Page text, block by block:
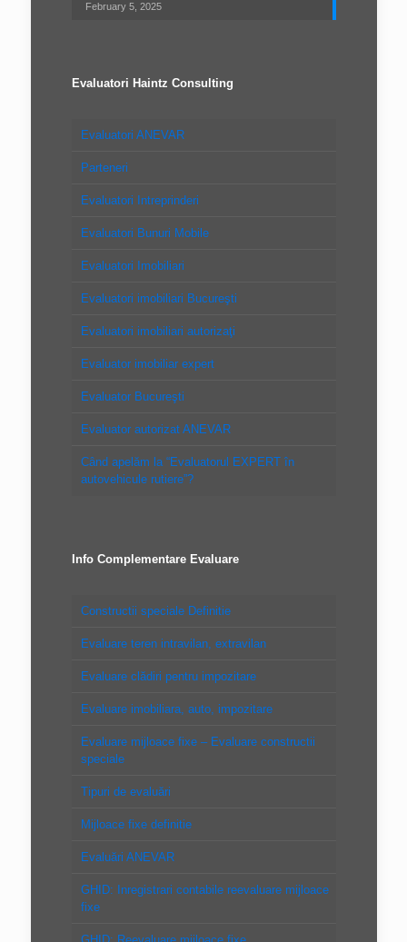
February 5, 2025
Evaluatori Haintz Consulting
Evaluatori ANEVAR
Parteneri
Evaluatori Intreprinderi
Evaluatori Bunuri Mobile
Evaluatori Imobiliari
Evaluatori imobiliari Bucureşti
Evaluatori imobiliari autorizaţi
Evaluator imobiliar expert
Evaluator Bucureşti
Evaluator autorizat ANEVAR
Când apelăm la “Evaluatorul EXPERT în
autovehicule rutiere”?
Info Complementare Evaluare
Constructii speciale Definitie
Evaluare teren intravilan, extravilan
Evaluare clădiri pentru impozitare
Evaluare imobiliara, auto, impozitare
Evaluare mijloace fixe – Evaluare constructii
speciale
Tipuri de evaluări
Mijloace fixe definitie
Evaluări ANEVAR
GHID: Inregistrari contabile reevaluare mijloace
fixe